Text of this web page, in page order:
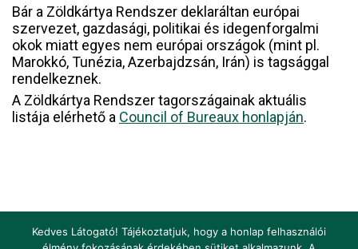
Bár a Zöldkártya Rendszer deklaráltan európai
szervezet, gazdasági, politikai és idegenforgalmi
okok miatt egyes nem európai országok (mint pl.
Marokkó, Tunézia, Azerbajdzsán, Irán) is tagsággal
rendelkeznek.
A Zöldkártya Rendszer tagországainak aktuális
listája elérhető a Council of Bureaux honlapján.
Kedves Látogató! Tájékoztatjuk, hogy a honlap felhasználói